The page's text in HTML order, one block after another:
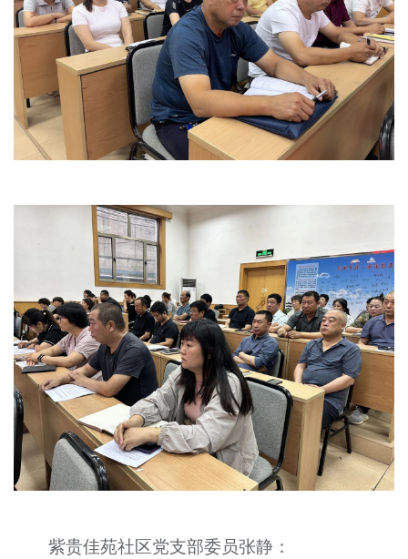
紫贵佳苑社区党支部委员张静：